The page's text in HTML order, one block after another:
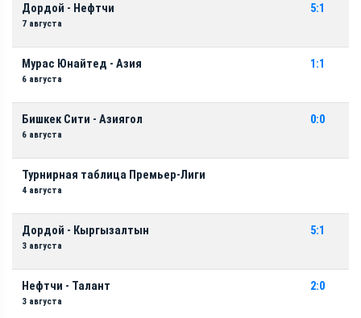
Дордой - Нефтчи
7 августа
5:1
Мурас Юнайтед - Азия
6 августа
1:1
Бишкек Сити - Азиягол
6 августа
0:0
Турнирная таблица Премьер-Лиги
4 августа
Дордой - Кыргызалтын
3 августа
5:1
Нефтчи - Талант
3 августа
2:0